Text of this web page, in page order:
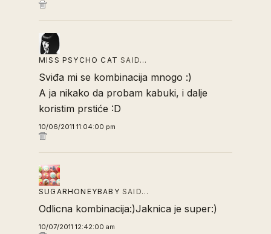
MISS PSYCHO CAT SAID…
Sviđa mi se kombinacija mnogo :)
A ja nikako da probam kabuki, i dalje
koristim prstiće :D
10/06/2011 11:04:00 pm
SUGARHONEYBABY SAID…
Odlicna kombinacija:)Jaknica je super:)
10/07/2011 12:42:00 am